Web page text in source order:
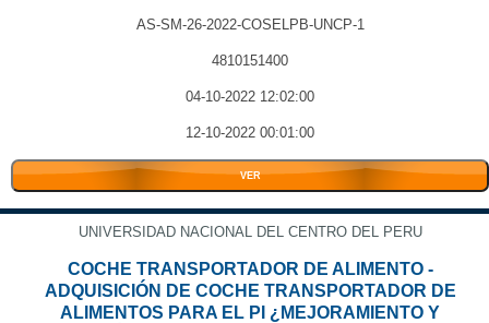
AS-SM-26-2022-COSELPB-UNCP-1
4810151400
04-10-2022 12:02:00
12-10-2022 00:01:00
VER
UNIVERSIDAD NACIONAL DEL CENTRO DEL PERU
COCHE TRANSPORTADOR DE ALIMENTO -
ADQUISICIÓN DE COCHE TRANSPORTADOR DE
ALIMENTOS PARA EL PI ¿MEJORAMIENTO Y